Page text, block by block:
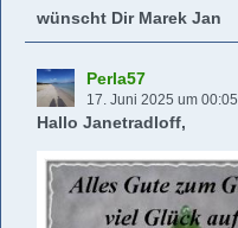
wünscht Dir Marek Jan
Perla57
17. Juni 2025 um 00:05
Hallo Janetradloff,